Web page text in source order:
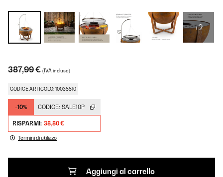
+2
387,99 € (IVA inclusa)
CODICE ARTICOLO: 10035510
-10% CODICE: SALE10P
RISPARMI: 38,80 €
Termini di utilizzo
Aggiungi al carrello